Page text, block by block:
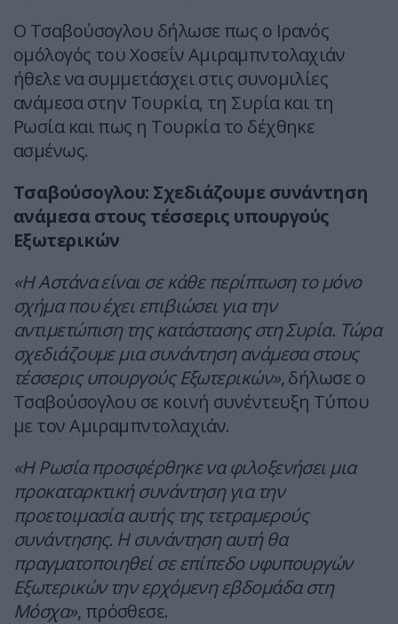
Ο Τσαβούσογλου δήλωσε πως ο Ιρανός
ομόλογός του Χοσεΐν Αμιραμπντολαχιάν
ήθελε να συμμετάσχει στις συνομιλίες
ανάμεσα στην Τουρκία, τη Συρία και τη
Ρωσία και πως η Τουρκία το δέχθηκε
ασμένως.
Τσαβούσογλου: Σχεδιάζουμε συνάντηση
ανάμεσα στους τέσσερις υπουργούς
Εξωτερικών
«Η Αστάνα είναι σε κάθε περίπτωση το μόνο
σχήμα που έχει επιβιώσει για την
αντιμετώπιση της κατάστασης στη Συρία. Τώρα
σχεδιάζουμε μια συνάντηση ανάμεσα στους
τέσσερις υπουργούς Εξωτερικών», δήλωσε ο
Τσαβούσογλου σε κοινή συνέντευξη Τύπου
με τον Αμιραμπντολαχιάν.
«Η Ρωσία προσφέρθηκε να φιλοξενήσει μια
προκαταρκτική συνάντηση για την
προετοιμασία αυτής της τετραμερούς
συνάντησης. Η συνάντηση αυτή θα
πραγματοποιηθεί σε επίπεδο υφυπουργών
Εξωτερικών την ερχόμενη εβδομάδα στη
Μόσχα», πρόσθεσε.